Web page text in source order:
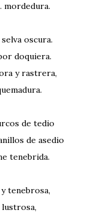
mordedura.
oscura.
doquiera.
y rastrera,
de tedio
de asedio
tenebrida.
tenebrosa,
lustrosa,